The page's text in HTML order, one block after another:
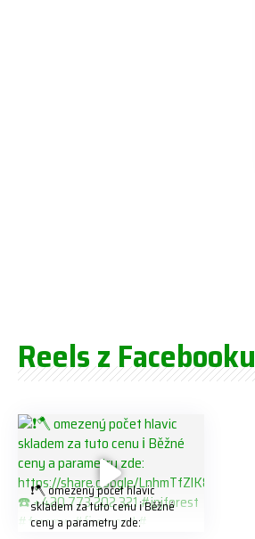
Reels z Facebooku
❗️🪓 omezený počet hlavic
skladem za tuto cenu ℹ️ Běžné
ceny a parametry zde: